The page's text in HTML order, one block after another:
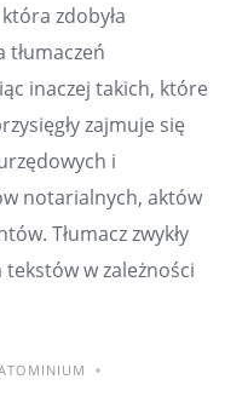
zdobyła
inaczej takich, które
zajmuje się
i
notarialnych, aktów
Tłumacz zwykły
w zależności